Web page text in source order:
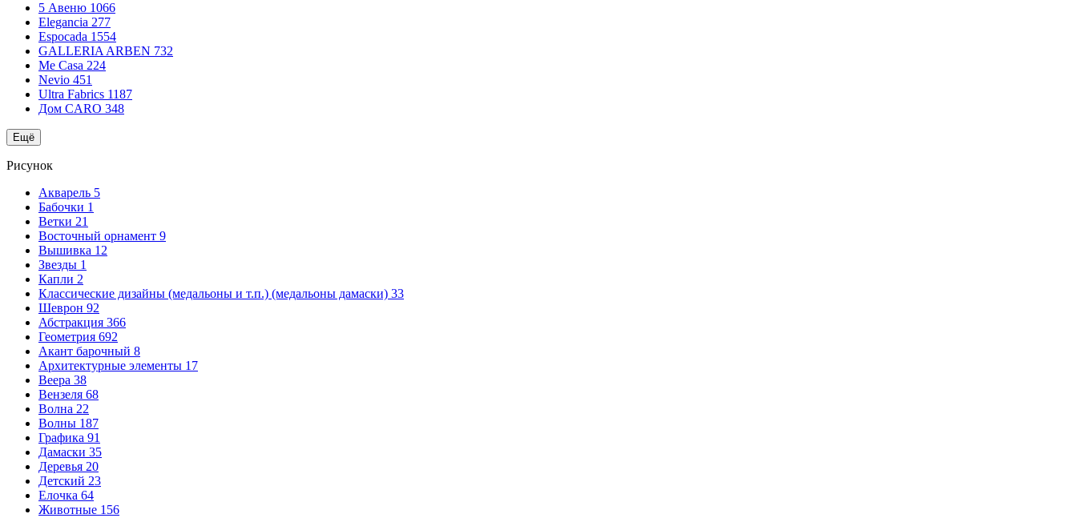
5 Авеню 1066
Elegancia 277
Espocada 1554
GALLERIA ARBEN 732
Me Casa 224
Nevio 451
Ultra Fabrics 1187
Дом CARO 348
Ещё
Рисунок
Акварель 5
Бабочки 1
Ветки 21
Восточный орнамент 9
Вышивка 12
Звезды 1
Капли 2
Классические дизайны (медальоны и т.п.) (медальоны дамаски) 33
Шеврон 92
Абстракция 366
Геометрия 692
Акант барочный 8
Архитектурные элементы 17
Веера 38
Вензеля 68
Волна 22
Волны 187
Графика 91
Дамаски 35
Деревья 20
Детский 23
Елочка 64
Животные 156